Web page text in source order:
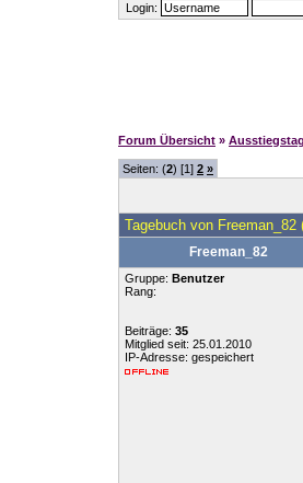
Login:
Forum Übersicht »
Seiten: (2) [1] 2 »
Tagebuch von
Freeman_82
Gruppe: Benutzer
Rang:
Beiträge: 35
Mitglied seit: 25.01.2010
IP-Adresse: gespeichert